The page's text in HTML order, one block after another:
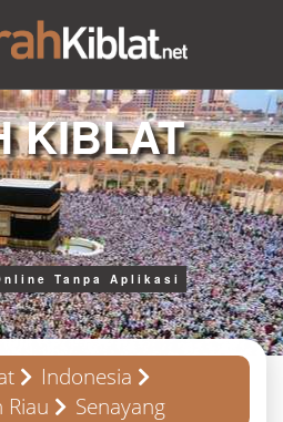
KIBLAT
Tanpa Aplikasi
Indonesia
Riau
Senayang